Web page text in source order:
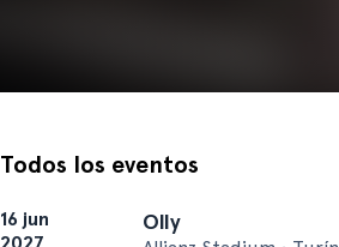
Todos los eventos
16 jun
Olly